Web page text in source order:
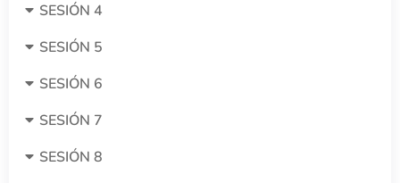
SESIÓN 4
SESIÓN 5
SESIÓN 6
SESIÓN 7
SESIÓN 8